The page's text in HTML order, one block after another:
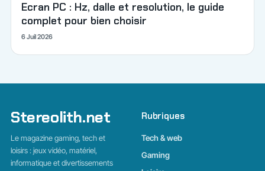
Ecran PC : Hz, dalle et resolution, le guide
complet pour bien choisir
6 Juil 2026
Stereolith.net
Le magazine gaming, tech et
loisirs : jeux vidéo, matériel,
informatique et divertissements
Rubriques
Tech & web
Gaming